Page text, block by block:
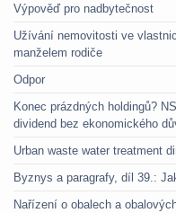
Výpověď pro nadbytečnost
Užívání nemovitosti ve
manželem rodiče
Odpor
Konec prázdných holdingů?
dividend bez ekonomického
Urban waste water treatment
Byznys a paragrafy, díl 39.:
Nařízení o obalech a